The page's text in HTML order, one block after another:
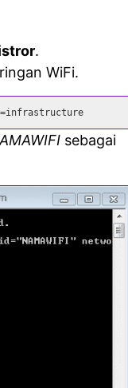
.
WiFi.
sebagai